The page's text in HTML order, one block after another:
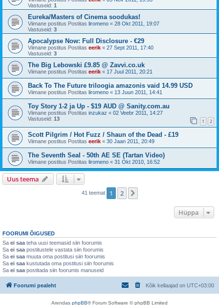
Vastuseid: 1
Eureka/Masters of Cinema soodukas!
Viimane postitus Postitas liromeno « 28 Okt 2011, 19:07
Vastuseid: 3
Apocalypse Now: Full Disclosure - €29
Viimane postitus Postitas eerik « 27 Sept 2011, 17:40
Vastuseid: 3
The Big Lebowski £9.85 @ Zavvi.co.uk
Viimane postitus Postitas eerik « 17 Juul 2011, 20:21
Back To The Future triloogia amazonis vaid 14.99 USD
Viimane postitus Postitas liromeno « 13 Juun 2011, 14:41
Toy Story 1-2 ja Up - $19 AUD @ Sanity.com.au
Viimane postitus Postitas inzukaz « 02 Veebr 2011, 14:27
Vastuseid: 13 1 2
Scott Pilgrim / Hot Fuzz / Shaun of the Dead - £19
Viimane postitus Postitas eerik « 30 Jaan 2011, 20:49
The Seventh Seal - 50th AE SE (Tartan Video)
Viimane postitus Postitas liromeno « 31 Okt 2010, 16:52
Uus teema
41 teemat 1 2
Hüppa
FOORUMI ÕIGUSED
Sa ei saa teha uusi teemasid siin foorumis
Sa ei saa postitustele vastata siin foorumis
Sa ei saa muuta oma postitusi siin foorumis
Sa ei saa kustutada oma postitusi siin foorumis
Sa ei saa postitada siin foorumis manuseid
Foorumi pealeht Kõik kellaajad on UTC+03:00
Arendas phpBB® Forum Software © phpBB Limited